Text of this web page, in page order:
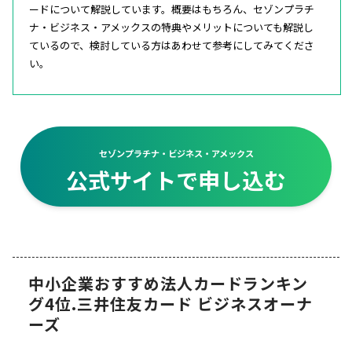
ードについて解説しています。概要はもちろん、セゾンプラチ
ナ・ビジネス・アメックスの特典やメリットについても解説し
ているので、検討している方はあわせて参考にしてみてくださ
い。
セゾンプラチナ・ビジネス・アメックス
公式サイトで申し込む
中小企業おすすめ法人カードランキン
グ4位.三井住友カード ビジネスオーナ
ーズ